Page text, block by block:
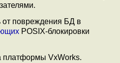
от повреждения БД в
POSIX-блокировки
платформы VxWorks.